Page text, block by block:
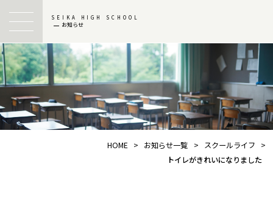
SEIKA HIGH SCHOOL
お知らせ
HOME > お知らせ一覧 > スクールライフ
>
トイレがきれいになりました